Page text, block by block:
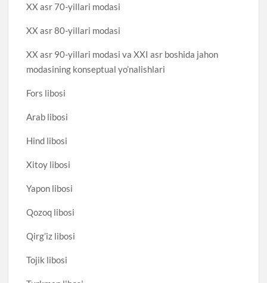
XX asr 70-yillari modasi
XX asr 80-yillari modasi
XX asr 90-yillari modasi va XXI asr boshida jahon
modasining konseptual yo’nalishlari
Fors libosi
Arab libosi
Hind libosi
Xitoy libosi
Yapon libosi
Qozoq libosi
Qirg’iz libosi
Tojik libosi